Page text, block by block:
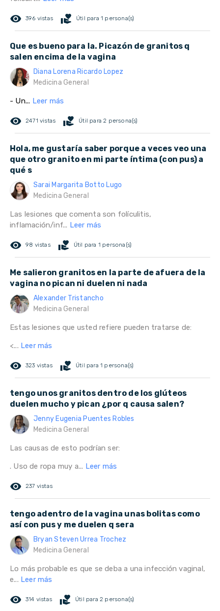
remove_red_eye 396 vistas volunteer_activism Útil para 1 persona(s)
Que es bueno para la. Picazón de granitos q
salen encima de la vagina
Diana Lorena Ricardo Lopez
Medicina General
- Un... Leer más
remove_red_eye 2471 vistas volunteer_activism Útil para 2 persona(s)
Hola, me gustaría saber porque a veces veo una
que otro granito en mi parte íntima (con pus) a
qué s
Sarai Margarita Botto Lugo
Medicina General
Las lesiones que comenta son folículitis,
inflamación/inf... Leer más
remove_red_eye 98 vistas volunteer_activism Útil para 1 persona(s)
Me salieron granitos en la parte de afuera de la
vagina no pican ni duelen ni nada
Alexander Tristancho
Medicina General
Estas lesiones que usted refiere pueden tratarse de:
<... Leer más
remove_red_eye 323 vistas volunteer_activism Útil para 1 persona(s)
tengo unos granitos dentro de los glúteos
duelen mucho y pican ¿por q causa salen?
Jenny Eugenia Puentes Robles
Medicina General
Las causas de esto podrían ser:
. Uso de ropa muy a... Leer más
remove_red_eye 237 vistas
tengo adentro de la vagina unas bolitas como
así con pus y me duelen q sera
Bryan Steven Urrea Trochez
Medicina General
Lo más probable es que se deba a una infección vaginal,
e... Leer más
remove_red_eye 314 vistas volunteer_activism Útil para 2 persona(s)